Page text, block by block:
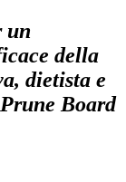
un
della
dietista e
Board